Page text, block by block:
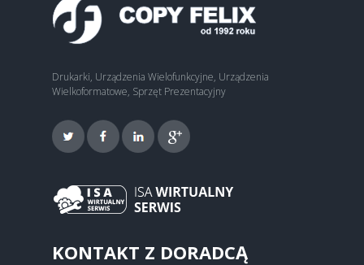
Drukarki, Urządzenia Wielofunkcyjne, Urządzenia
Wielkoformatowe, Sprzęt Prezentacyjny
KONTAKT Z DORADCĄ